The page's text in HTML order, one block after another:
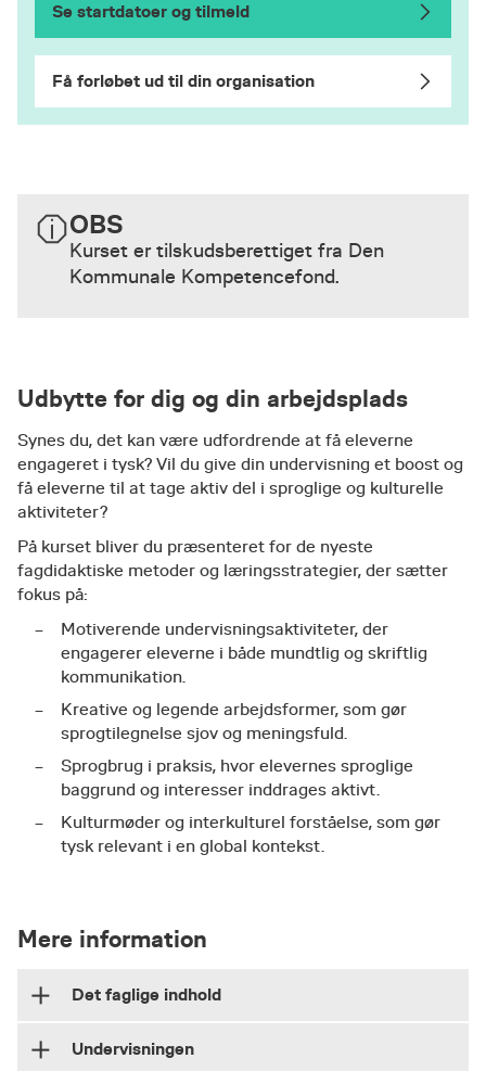
Se startdatoer og tilmeld
Få forløbet ud til din organisation
OBS
Kurset er tilskudsberettiget fra Den
Kommunale Kompetencefond.
Udbytte for dig og din arbejdsplads
​Synes du, det kan være udfordrende at få eleverne
engageret i tysk? Vil du give din undervisning et boost og
få eleverne til at tage aktiv del i sproglige og kulturelle
aktiviteter?
På kurset bliver du præsenteret for de nyeste
fagdidaktiske metoder og læringsstrategier, der sætter
fokus på:
​Motiverende undervisningsaktiviteter, der
engagerer eleverne i både mundtlig og skriftlig
kommunikation.
Kreative og legende arbejdsformer, som gør
sprogtilegnelse sjov og meningsfuld.
Sprogbrug i praksis, hvor elevernes sproglige
baggrund og interesser inddrages aktivt.
Kulturmøder og interkulturel forståelse, som gør
tysk relevant i en global kontekst.
Mere information
Det faglige indhold
​Vi dykker ned i spændende temaer og konkrete
Undervisningen